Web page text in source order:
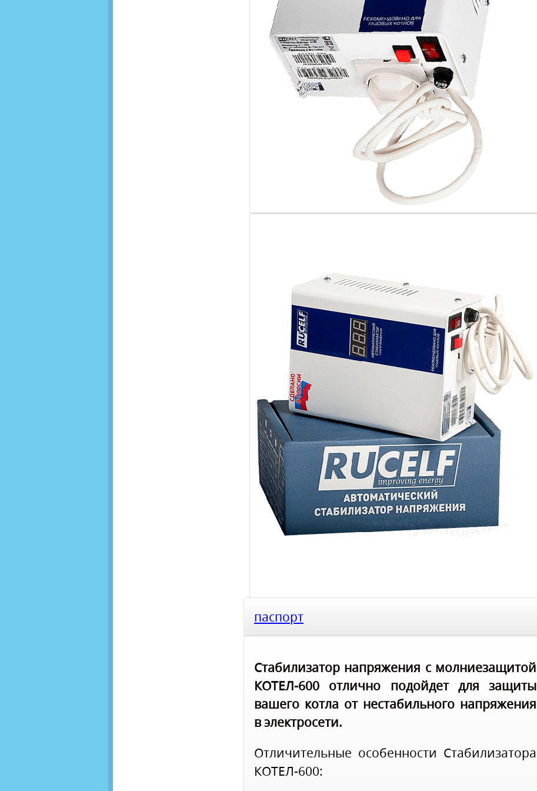
паспорт
Стабилизатор напряжения с молниезащитой
КОТЕЛ-600 отлично подойдет для защиты
вашего котла от нестабильного напряжения
в электросети.
Отличительные особенности Стабилизатора
КОТЕЛ-600: